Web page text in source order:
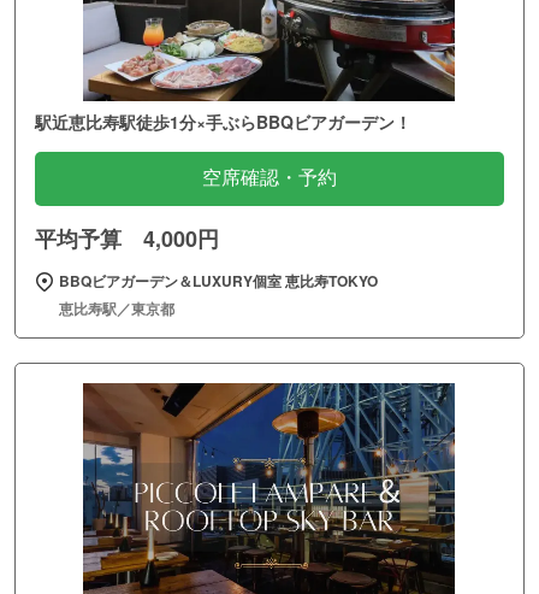
駅近恵比寿駅徒歩1分×手ぶらBBQビアガーデン！
空席確認・予約
平均予算 4,000円
BBQビアガーデン＆LUXURY個室 恵比寿TOKYO
恵比寿駅／東京都